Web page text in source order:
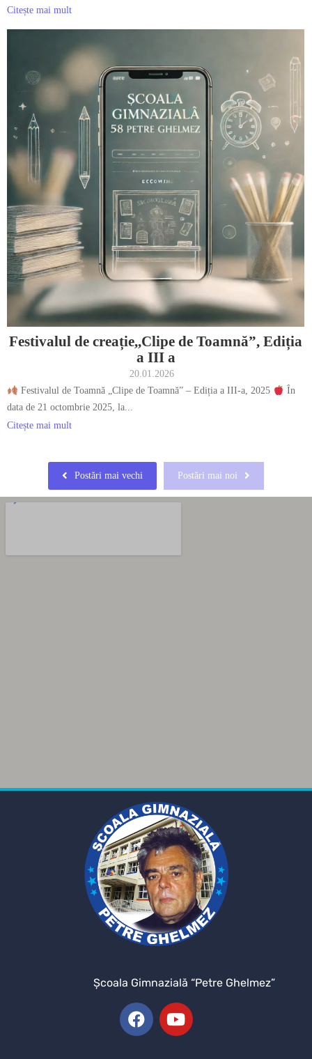
Citește mai mult
Festivalul de creație,,Clipe de Toamnă”, Ediția
a III a
20.01.2026
Festivalul de Toamnă „Clipe de Toamnă” – Ediția a III-a, 2025
În
data de 21 octombrie 2025, la...
Citește mai mult
Postări mai vechi Postări mai noi
Şcoala Gimnazială “Petre Ghelmez”